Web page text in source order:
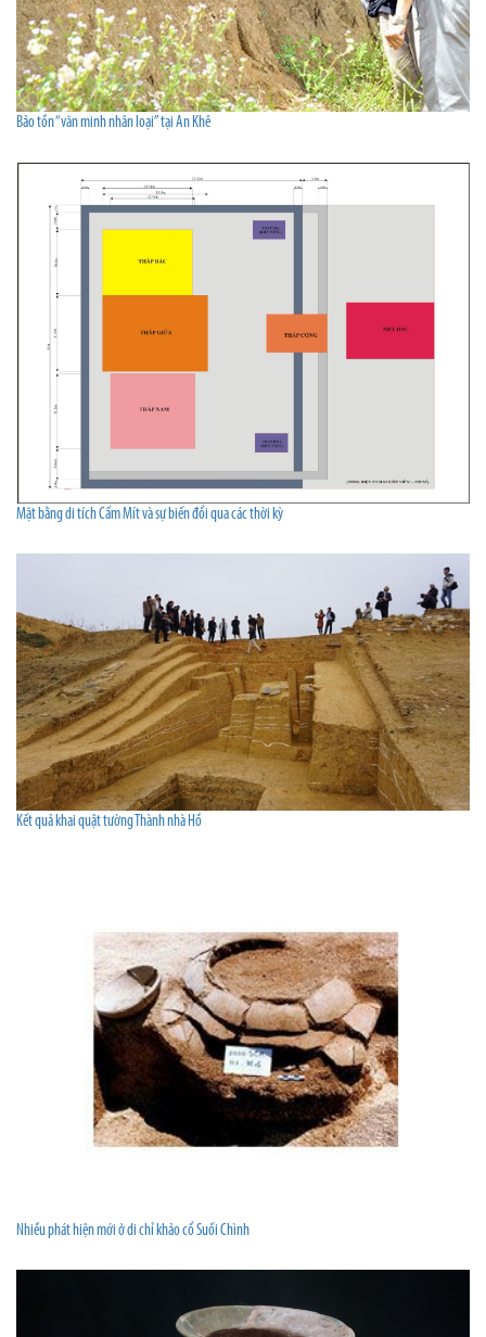
Bảo tồn “văn minh nhân loại” tại An Khê
Mặt bằng di tích Cấm Mít và sự biến đổi qua các thời kỳ
Kết quả khai quật tường Thành nhà Hồ
Nhiều phát hiện mới ở di chỉ khảo cổ Suối Chình